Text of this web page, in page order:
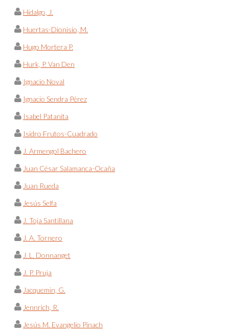
Hidalgo, J.
Huertas-Dionisio, M.
Hugo Mortera P.
Hurk, P. Van Den
Ignacio Noval
Ignacio Sendra Pérez
Isabel Patanita
Isidro Frutos-Cuadrado
J. Armengol Bachero
Juan César Salamanca-Ocaña
Juan Rueda
Jesús Selfa
J. Toja Santillana
J. A. Tornero
J. L. Donnanget
J. P. Pruja
Jacquemin, G.
Jennrich, R.
Jesús M. Evangelio Pinach